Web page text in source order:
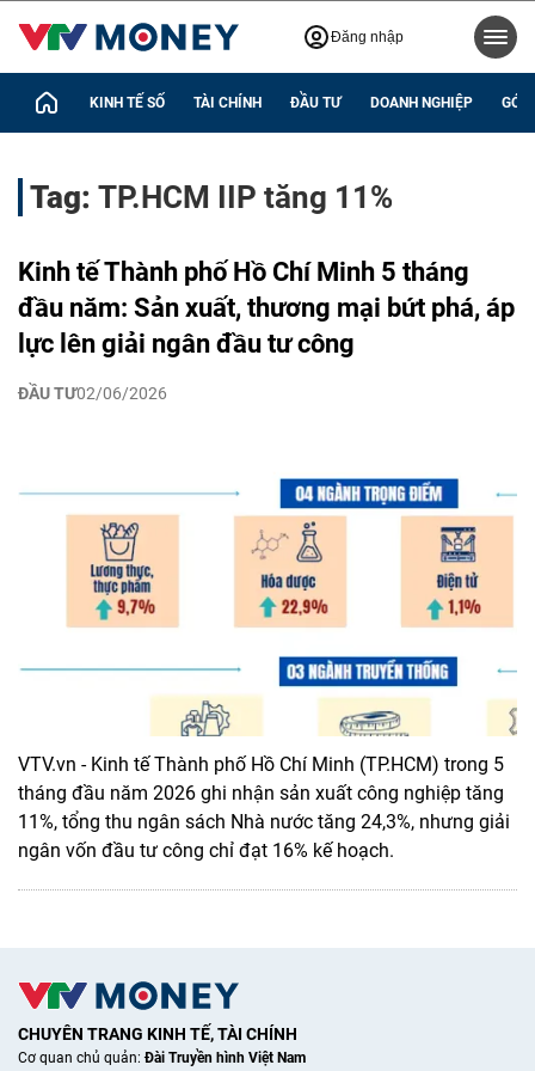
Đăng nhập
KINH TẾ SỐ TÀI CHÍNH ĐẦU TƯ DOANH NGHIỆP GÓC
Tag: TP.HCM IIP tăng 11%
Kinh tế Thành phố Hồ Chí Minh 5 tháng
đầu năm: Sản xuất, thương mại bứt phá, áp
lực lên giải ngân đầu tư công
ĐẦU TƯ02/06/2026
VTV.vn - Kinh tế Thành phố Hồ Chí Minh (TP.HCM) trong 5
tháng đầu năm 2026 ghi nhận sản xuất công nghiệp tăng
11%, tổng thu ngân sách Nhà nước tăng 24,3%, nhưng giải
ngân vốn đầu tư công chỉ đạt 16% kế hoạch.
CHUYÊN TRANG KINH TẾ, TÀI CHÍNH
Cơ quan chủ quản:Đài Truyền hình Việt Nam